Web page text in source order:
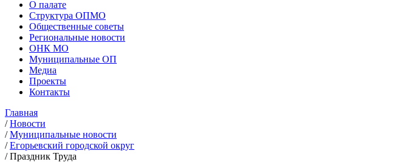
О палате
Структура ОПМО
Общественные советы
Региональные новости
ОНК МО
Муниципальные ОП
Медиа
Проекты
Контакты
Главная
/ Новости
/ Муниципальные новости
/ Егорьевский городской округ
/ Праздник Труда